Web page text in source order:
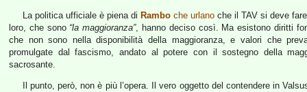
La politica ufficiale è piena di Ramboche urlano che il TAV si deve
loro, che sono “la maggioranza”, hanno deciso così. Ma esistono diritti
che non sono nella disponibilità della maggioranza, e valori che
promulgate dal fascismo, andato al potere con il sostegno della
sacrosante.
Il punto, però, non è più l’opera. Il vero oggetto del contendere in